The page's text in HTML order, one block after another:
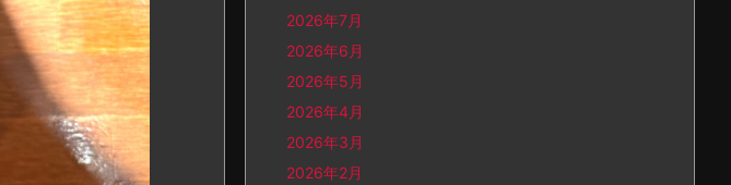
2026年7月
2026年6月
2026年5月
2026年4月
2026年3月
2026年2月